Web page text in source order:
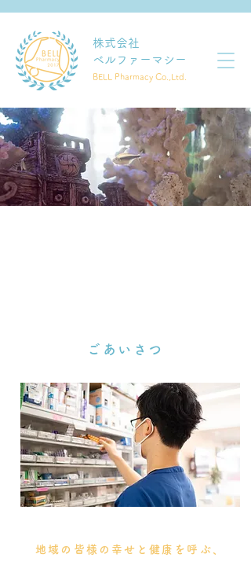
​株式会社
ベルファーマシー
BELL Pharmacy Co.,Ltd.
ごあいさつ
地域の皆様の幸せと健康を呼ぶ、